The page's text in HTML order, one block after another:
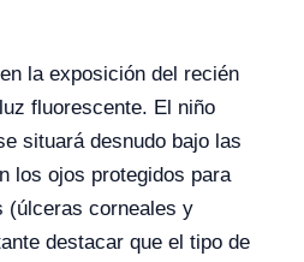
la exposición del recién
fluorescente. El niño
situará desnudo bajo las
los ojos protegidos para
(úlceras corneales y
destacar que el tipo de